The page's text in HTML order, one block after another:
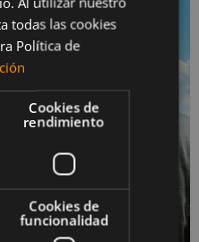
al
todas las cookies
Política de
Cookies de
rendimiento
Cookies de
funcionalidad